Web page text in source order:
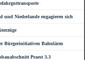
und Niederlande engagieren sich
Bürgerinitiativen Bahnlärm
Praest 3.3